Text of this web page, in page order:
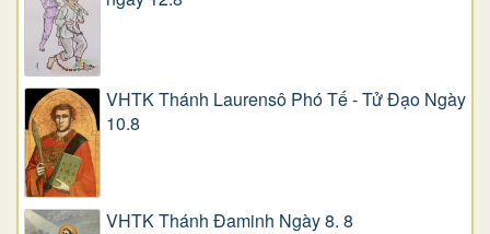
VHTK Thánh Laurensô Phó Tế - Tử Đạo Ngày
10.8
VHTK Thánh Đaminh Ngày 8. 8